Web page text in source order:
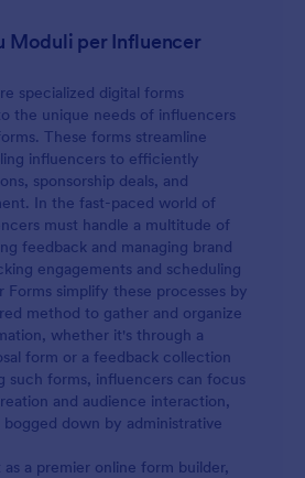
Moduli per Influencer
specialized digital forms
the unique needs of influencers
These forms streamline
influencers to efficiently
sponsorship deals, and
In the fast-paced world of
must handle a multitude of
feedback and managing brand
engagements and scheduling
simplify these processes by
method to gather and organize
whether it's through a
form or a feedback collection
such forms, influencers can focus
and audience interaction,
down by administrative
a premier online form builder,